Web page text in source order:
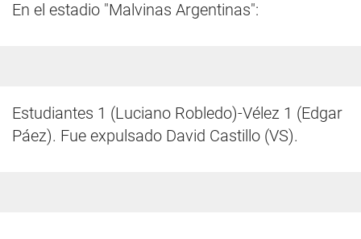
En el estadio "Malvinas Argentinas":
Estudiantes 1 (Luciano Robledo)-Vélez 1 (Edgar
Páez). Fue expulsado David Castillo (VS).